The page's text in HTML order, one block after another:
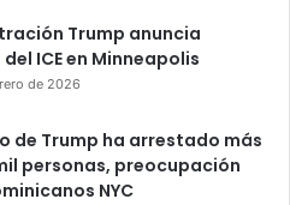
Trump anuncia
ICE en Minneapolis
de 2026
de Trump ha arrestado más
personas, preocupación
NYC